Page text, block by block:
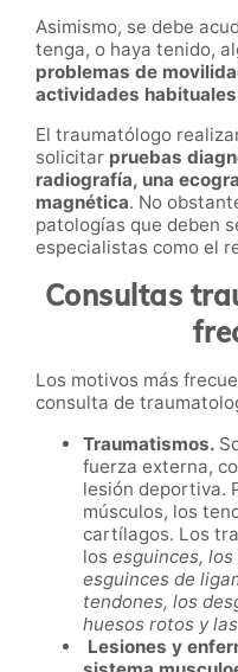
Asimismo, se debe
tenga, o haya tenido,
problemas de
actividades habituales
El traumatólogo
solicitar pruebas
radiografía, una
magnética. No
patologías que deben
especialistas como el
Consultas
Los motivos más
consulta de
Traumatismos.
fuerza externa,
lesión deportiva.
músculos, los
cartílagos. Los
los esguinces,
esguinces de
tendones, los
huesos rotos y
Lesiones y